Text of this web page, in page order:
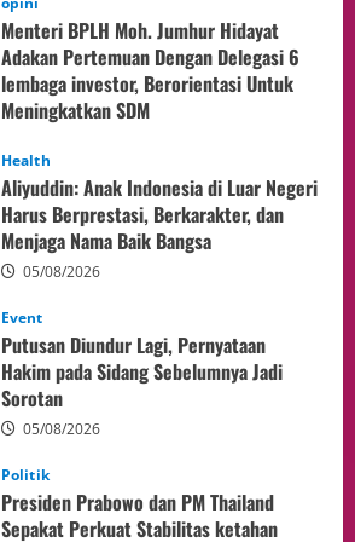
Aliyuddin: Anak Indonesia di Luar Negeri
Harus Berprestasi, Berkarakter, dan
Menjaga Nama Baik Bangsa
05/08/2026
Event
Putusan Diundur Lagi, Pernyataan
Hakim pada Sidang Sebelumnya Jadi
Sorotan
05/08/2026
Politik
Presiden Prabowo dan PM Thailand
Sepakat Perkuat Stabilitas ketahan
ASEAN Melalui Penguatan Kerjasama
Kedua Negara.
Culture
Pengadilan Agama Jakarta Pusat
Selesaikan 25 Perkara Isbat Nikah bagi